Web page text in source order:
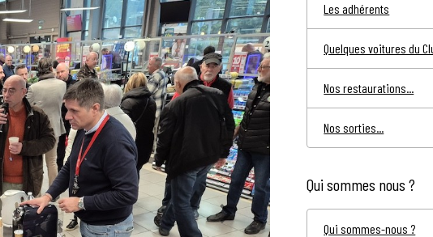
Les adhérents
Quelques voitures du
Nos restaurations...
Nos sorties...
Qui sommes nous ?
Qui sommes-nous ?